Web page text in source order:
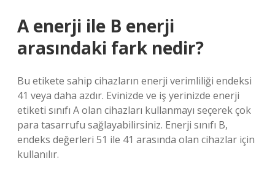
A enerji ile B enerji
arasındaki fark nedir?
Bu etikete sahip cihazların enerji verimliliği endeksi
41 veya daha azdır. Evinizde ve iş yerinizde enerji
etiketi sınıfı A olan cihazları kullanmayı seçerek çok
para tasarrufu sağlayabilirsiniz. Enerji sınıfı B,
endeks değerleri 51 ile 41 arasında olan cihazlar için
kullanılır.